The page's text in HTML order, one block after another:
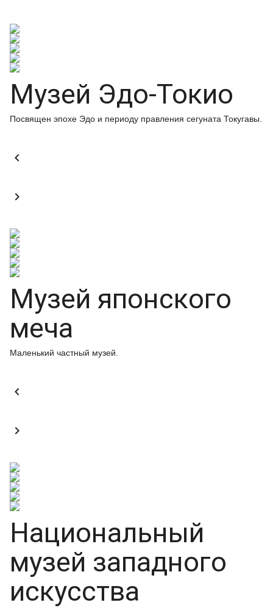
Музей Эдо-Токио
Посвящен эпохе Эдо и периоду правления сегуната Токугавы.


Музей японского
меча
Маленький частный музей.


Национальный
музей западного
искусства